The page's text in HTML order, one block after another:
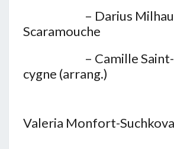
– Darius
Scaramouche
– Camille Saint-
cygne (arrang.)
Valeria Monfort-